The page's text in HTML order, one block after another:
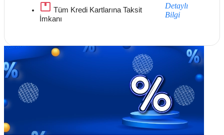
Tüm Kredi Kartlarına Taksit
İmkanı
Detaylı
Bilgi